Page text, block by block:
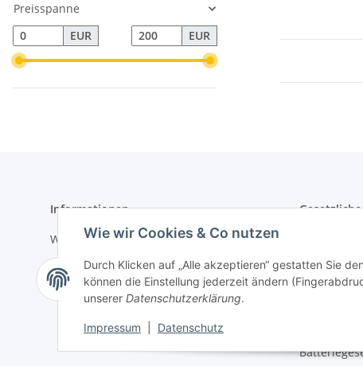
Preisspanne
EUR
EUR
Informationen
Wir über uns
Zahlungsmöglichkeiten
Versandinformationen
AGB
Wie wir Cookies & Co nutzen
Durch Klicken auf „Alle akzeptieren“ gestatten Sie
können die Einstellung jederzeit ändern
unserer Datenschutzerklärung.
Impressum Datenschutz